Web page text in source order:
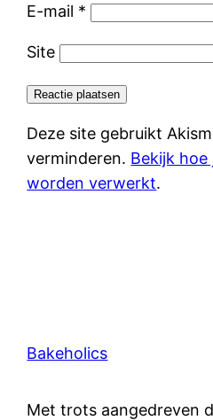
E-mail *
Site
Deze site gebruikt
verminderen. Bekijk
worden verwerkt.
Bakeholics
Met trots aangedreven